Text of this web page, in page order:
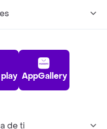
AppGallery
de ti